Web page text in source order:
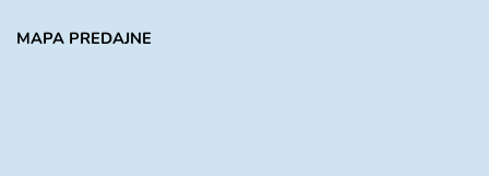
MAPA PREDAJNE